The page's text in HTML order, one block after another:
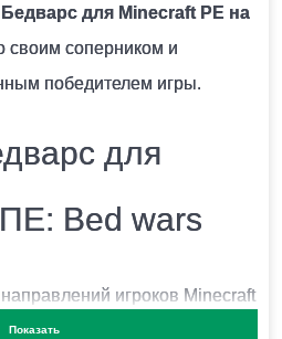
для Minecraft PE на
своим соперником и
победителем игры.
для
Bed wars
игроков Minecraft
направление, которое
Показать
так как они могут